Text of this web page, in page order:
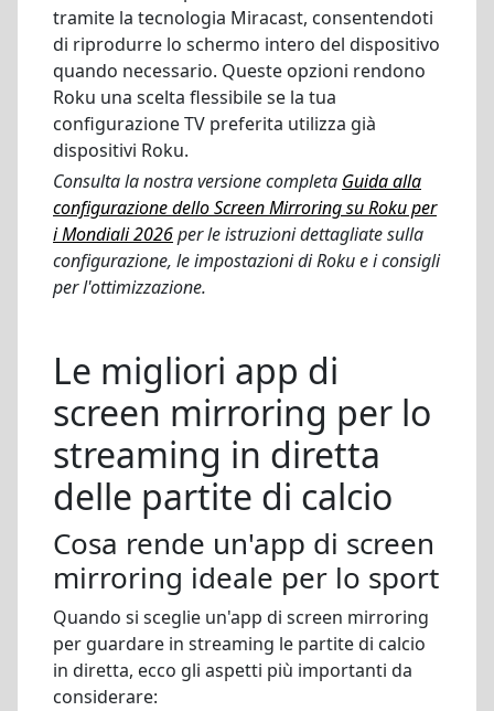
tramite la tecnologia Miracast, consentendoti
di riprodurre lo schermo intero del dispositivo
quando necessario. Queste opzioni rendono
Roku una scelta flessibile se la tua
configurazione TV preferita utilizza già
dispositivi Roku.
Consulta la nostra versione completa Guida alla
configurazione dello Screen Mirroring su Roku per
i Mondiali 2026per le istruzioni dettagliate sulla
configurazione, le impostazioni di Roku e i consigli
per l'ottimizzazione.
Le migliori app di
screen mirroring per lo
streaming in diretta
delle partite di calcio
Cosa rende un'app di screen
mirroring ideale per lo sport
Quando si sceglie un'app di screen mirroring
per guardare in streaming le partite di calcio
in diretta, ecco gli aspetti più importanti da
considerare: